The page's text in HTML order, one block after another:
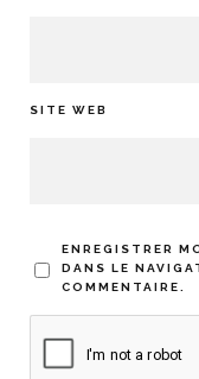
SITE WEB
ENREGISTRER
DANS LE
COMMENTAIRE.